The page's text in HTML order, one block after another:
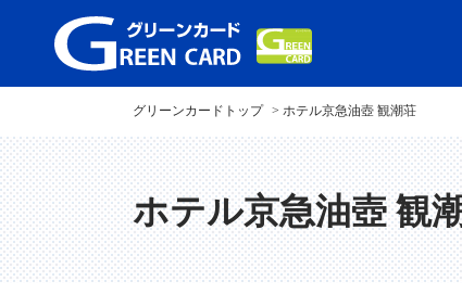
グリーンカードトップ ホテル京急油壺 観潮荘
ホテル京急油壺 観